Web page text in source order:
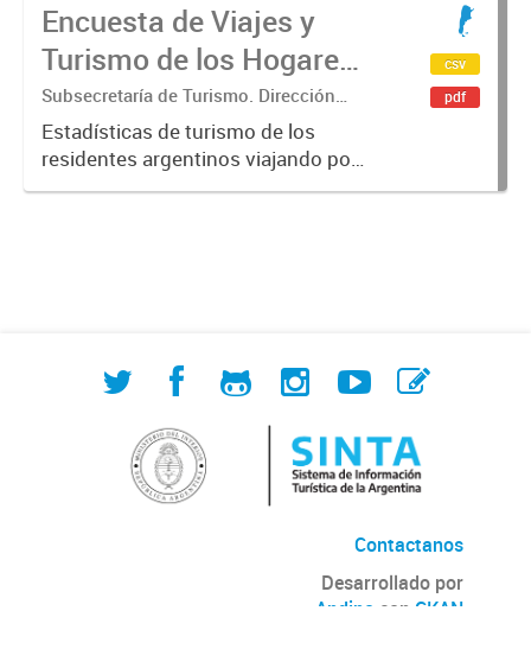
Encuesta de Viajes y
Turismo de los Hogares
(EVyTH)
Subsecretaría de Turismo. Dirección
Nacional de Mercados y Estadística
Estadísticas de turismo de los
residentes argentinos viajando por
Argentina en base a los datos de la
csv
pdf
Contactanos
Desarrollado por
Andino con CKAN